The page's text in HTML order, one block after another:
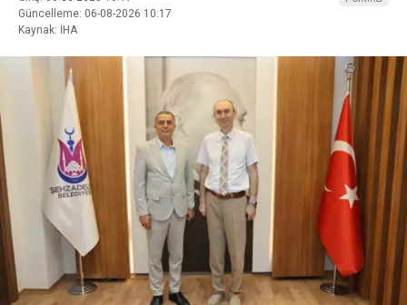
Güncelleme: 06-08-2026 10:17
Kaynak: İHA